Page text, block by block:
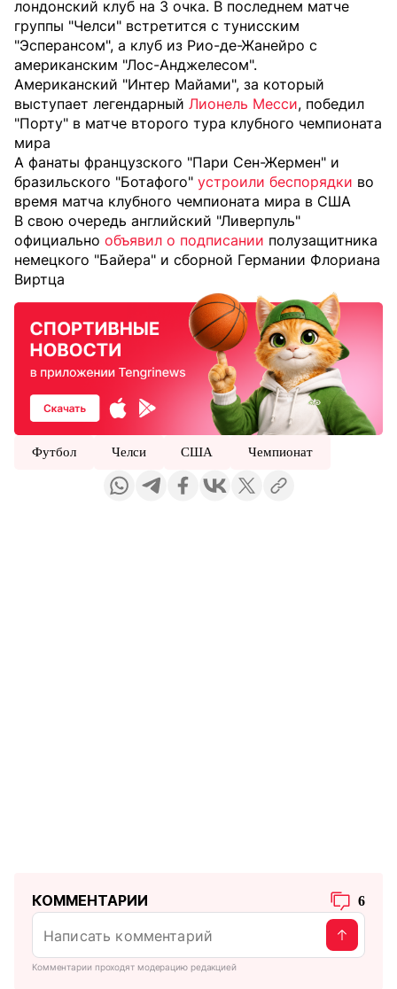
лондонский клуб на 3 очка. В последнем матче
группы "Челси" встретится с тунисским
"Эсперансом", а клуб из Рио-де-Жанейро с
американским "Лос-Анджелесом".
Американский "Интер Майами", за который
выступает легендарный Лионель Месси, победил
"Порту" в матче второго тура клубного чемпионата
мира
А фанаты французского "Пари Сен-Жермен" и
бразильского "Ботафого" устроили беспорядки во
время матча клубного чемпионата мира в США
В свою очередь английский "Ливерпуль"
официально объявил о подписании полузащитника
немецкого "Байера" и сборной Германии Флориана
Виртца
Футбол Челси США Чемпионат
КОММЕНТАРИИ 6
Комментарии проходят модерацию редакцией